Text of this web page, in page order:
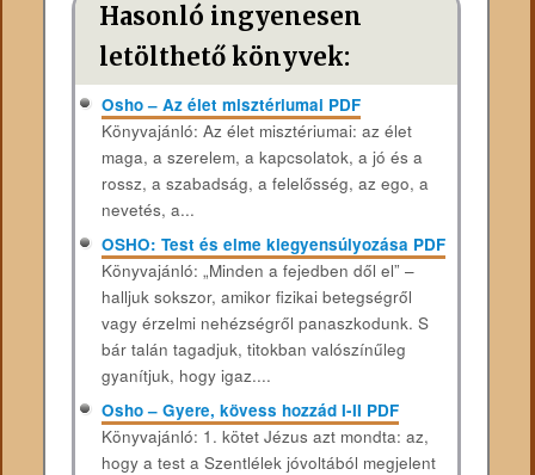
Hasonló ingyenesen
letölthető könyvek:
Osho – Az élet misztériumai PDF
Könyvajánló: Az élet misztériumai: az élet
maga, a szerelem, a kapcsolatok, a jó és a
rossz, a szabadság, a felelősség, az ego, a
nevetés, a...
OSHO: Test és elme kiegyensúlyozása PDF
Könyvajánló: „Minden a fejedben dől el” –
halljuk sokszor, amikor fizikai betegségről
vagy érzelmi nehézségről panaszkodunk. S
bár talán tagadjuk, titokban valószínűleg
gyanítjuk, hogy igaz....
Osho – Gyere, kövess hozzád I-II PDF
Könyvajánló: 1. kötet Jézus azt mondta: az,
hogy a test a Szentlélek jóvoltából megjelent